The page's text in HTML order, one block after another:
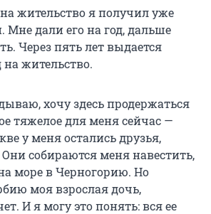
жительство я получил уже
Мне дали его на год, дальше
Через пять лет выдается
жительство.
хочу здесь продержаться
тяжелое для меня сейчас —
у меня остались друзья,
собираются меня навестить,
море в Черногорию. Но
моя взрослая дочь,
И я могу это понять: вся ее